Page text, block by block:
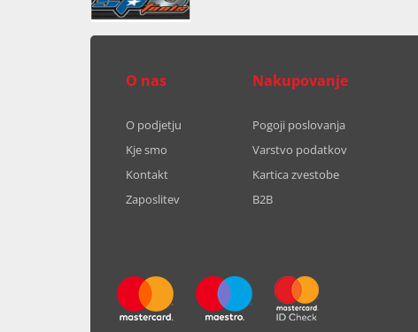
O nas
O podjetju
Kje smo
Kontakt
Zaposlitev
Nakupovanje
Pogoji poslovanja
Varstvo podatkov
Kartica zvestobe
B2B